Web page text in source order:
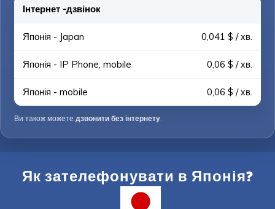
Інтернет -дзвінок
Японія - Japan 0,041 $ / хв.
Японія - IP Phone, mobile 0,06 $ / хв.
Японія - mobile 0,06 $ / хв.
Ви також можете дзвонити без інтернету.
Як зателефонувати в Японія?